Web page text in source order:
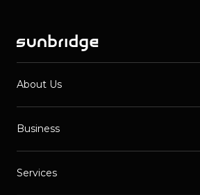
About Us
Business
Services